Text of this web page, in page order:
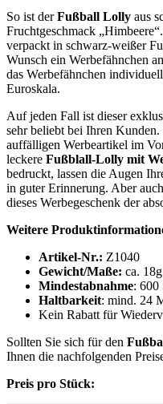
So ist derFußball Lolly aus
Fruchtgeschmack
verpackt in schwarz-weißer
Wunsch ein Werbefähnchen
das Werbefähnchen
Euroskala.
Auf jeden Fall ist dieser
sehr beliebt bei Ihren
auffälligen Werbeartikel im
leckere Fußblall-Lolly mit
bedruckt, lassen die Augen
in guter Erinnerung. Aber
dieses Werbegeschenk der
Weitere
Artikel-Nr.: Z1040
Gewicht/Maße: ca.
Mindestabnahme: 600
Haltbarkeit: mind. 24
Kein Rabatt für
Sollten Sie sich für den
Ihnen die nachfolgenden
Preis pro Stück: